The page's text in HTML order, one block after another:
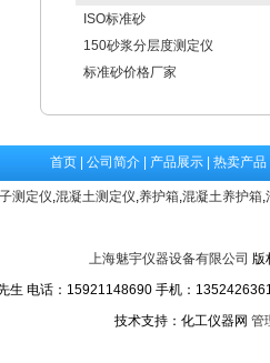
ISO标准砂
150砂浆分层度测定仪
标准砂价格厂家
首页 公司简介 产品展示 热卖产品
测定仪,混凝土测定仪,养护箱,混凝土养护箱,
上海魅宇仪器设备有限公司 版
生 电话：15921148690 手机：
技术支持：化工仪器网 管